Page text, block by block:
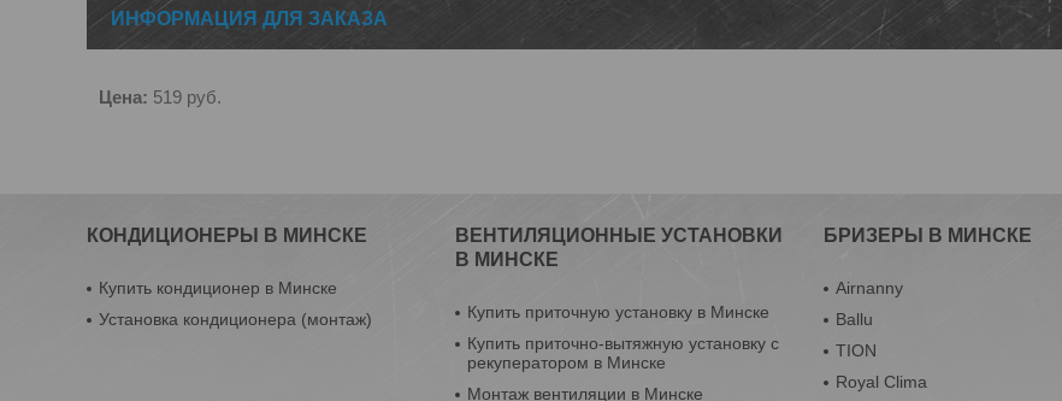
ИНФОРМАЦИЯ ДЛЯ ЗАКАЗА
Цена: 519 руб.
КОНДИЦИОНЕРЫ В МИНСКЕ
Купить кондиционер в Минске
Установка кондиционера (монтаж)
ВЕНТИЛЯЦИОННЫЕ УСТАНОВКИ
В МИНСКЕ
Купить приточную установку в Минске
Купить приточно-вытяжную установку с
рекуператором в Минске
Монтаж вентиляции в Минске
БРИЗЕРЫ В МИНСКЕ
Airnanny
Ballu
TION
Royal Clima